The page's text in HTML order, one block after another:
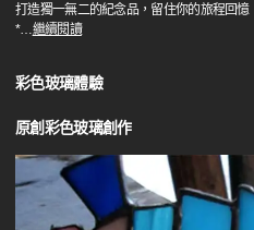
打造獨一無二的紀念品，留住你的旅程回憶
*…繼續閱讀
彩色玻璃體驗
原創彩色玻璃創作